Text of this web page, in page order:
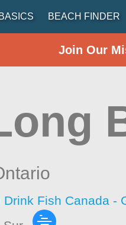
BEACH FINDER
Join Our
Drink Fish Canada -